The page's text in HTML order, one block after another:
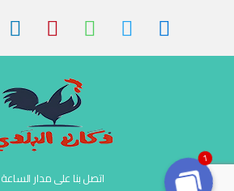
اتصل بنا على مدار الساعة
1